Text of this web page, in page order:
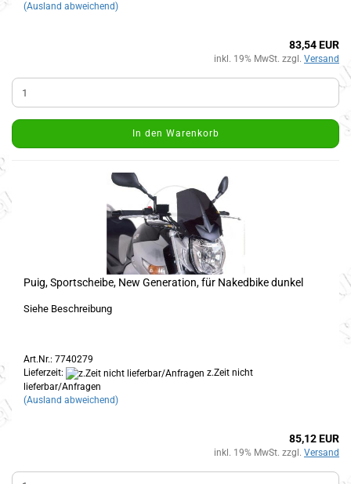
(Ausland abweichend)
83,54 EUR
inkl. 19% MwSt. zzgl. Versand
In den Warenkorb
Puig, Sportscheibe, New Generation, für Nakedbike dunkel
Siehe Beschreibung
Art.Nr.: 7740279
Lieferzeit:
z.Zeit nicht
lieferbar/Anfragen
(Ausland abweichend)
85,12 EUR
inkl. 19% MwSt. zzgl. Versand